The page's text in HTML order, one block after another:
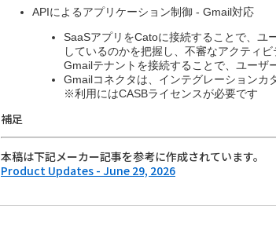
APIによるアプリケーション制御 - Gmail対応​
SaaSアプリをCatoに接続することで、ユ
しているのかを把握し、不審なアクティビ
Gmailテナントを接続することで、ユーザ
Gmailコネクタは、インテグレーションカ
※利用にはCASBライセンスが必要です​
補足
本稿は下記メーカー記事を参考に作成されています。
Product Updates - June 29, 2026